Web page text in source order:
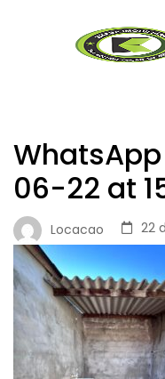
06-22 at
Locacao 22